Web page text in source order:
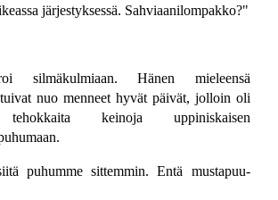
järjestyksessä. Sahviaanilompakko?"
silmäkulmiaan. Hänen mieleensä
nuo menneet hyvät päivät, jolloin oli
tehokkaita keinoja uppiniskaisen
puhumme sittemmin. Entä mustapuu-